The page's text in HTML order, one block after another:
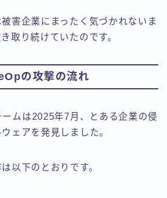
害企業にまったく気づかれないま
取り続けていたのです。
の攻撃の流れ
ムは2025年7月、とある企業の侵
ェアを発見しました。
以下のとおりです。